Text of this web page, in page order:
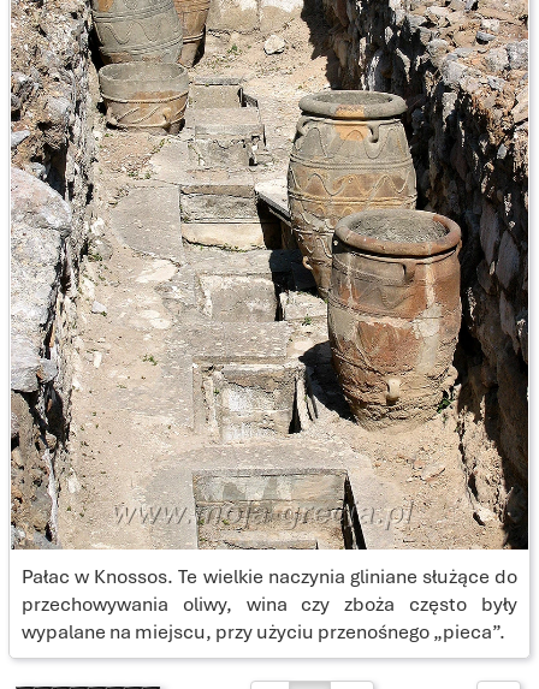
Pałac w Knossos. Te wielkie naczynia gliniane służące do
przechowywania oliwy, wina czy zboża często były
wypalane na miejscu, przy użyciu przenośnego „pieca”.